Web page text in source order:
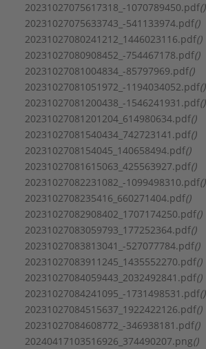
Type: 1003
Serie:
Medana CH3-LE
20231027075617318_-1070789450.pdf()
20231027075633743_-541133974.pdf()
20231027080241212_1446023116.pdf()
20231027080908452_-754467178.pdf()
20231027081004834_-85797969.pdf()
20231027081051972_-1194034052.pdf()
20231027081200438_-1546241931.pdf()
20231027081201204_614980634.pdf()
20231027081540434_742723141.pdf()
2023102708154045_140658494.pdf()
20231027081615063_425563927.pdf()
20231027082231082_-1099498310.pdf()
2023102708235416_660271404.pdf()
20231027082908402_1707174250.pdf()
20231027083059793_177252364.pdf()
20231027083813041_-527077784.pdf()
20231027083911245_1435552270.pdf()
20231027084059443_2032492841.pdf()
20231027084241095_-1731498531.pdf()
20231027084515637_1922422126.pdf()
20231027084608772_-346938181.pdf()
20240417103516926_374490207.png()